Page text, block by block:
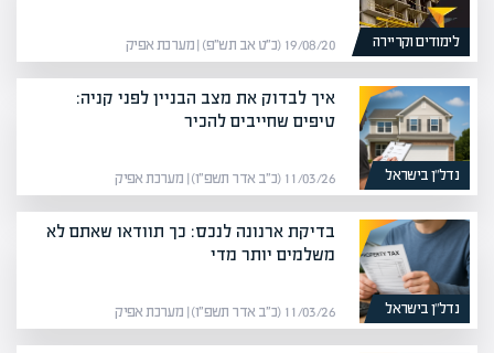
לימודים וקריירה 19/08/20 (כ״ט אב תש״פ) | מערכת אפיק
נדל”ן בישראל
איך לבדוק את מצב הבניין לפני קניה:
טיפים שחייבים להכיר
11/03/26 (כ״ב אדר תשפ״ו) | מערכת אפיק
נדל”ן בישראל
בדיקת ארנונה לנכס: כך תוודאו שאתם לא
משלמים יותר מדי
11/03/26 (כ״ב אדר תשפ״ו) | מערכת אפיק